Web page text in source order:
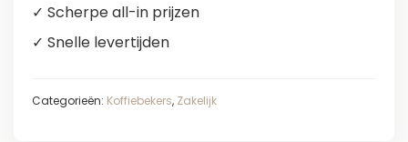
✓ Scherpe all-in prijzen
✓ Snelle levertijden
Categorieën: Koffiebekers, Zakelijk